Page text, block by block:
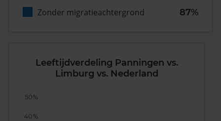
Zonder migratieachtergrond
87%
Leeftijdverdeling Panningen vs.
Limburg vs. Nederland
40%
50%